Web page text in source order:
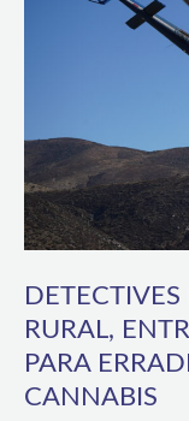
RURAL,
PARA
CANNABIS
OVALLE
Y
PUNITAQUI,
PARA
ERRADICAR
PLANTACIONES
DE
CANNABIS